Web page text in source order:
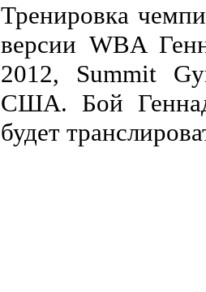
Тренировка
версии WBA
2012, Summit
США. Бой
будет